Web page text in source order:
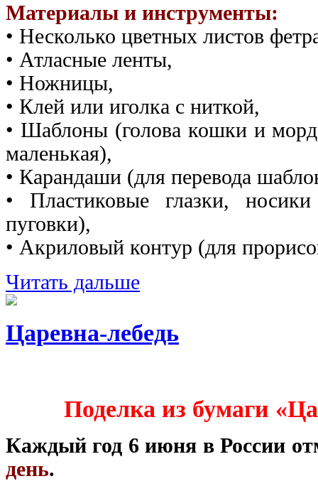
Материалы и инструменты:
• Несколько цветных листов
• Атласные ленты,
• Ножницы,
• Клей или иголка с ниткой,
• Шаблоны (голова кошки и
маленькая),
• Карандаши (для перевода
• Пластиковые глазки,
пуговки),
• Акриловый контур (для
Читать дальше
Царевна-лебедь
Поделка из бумаги
Каждый год 6 июня в России
день.